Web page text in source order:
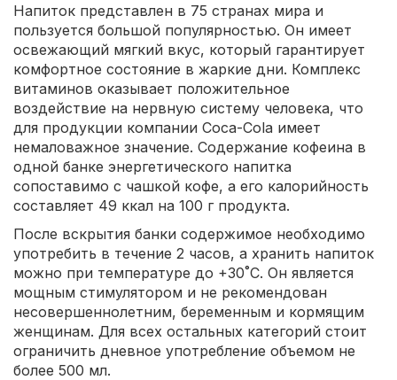
Напиток представлен в 75 странах мира и
пользуется большой популярностью. Он имеет
освежающий мягкий вкус, который гарантирует
комфортное состояние в жаркие дни. Комплекс
витаминов оказывает положительное
воздействие на нервную систему человека, что
для продукции компании Coca-Cola имеет
немаловажное значение. Содержание кофеина в
одной банке энергетического напитка
сопоставимо с чашкой кофе, а его калорийность
составляет 49 ккал на 100 г продукта.
После вскрытия банки содержимое необходимо
употребить в течение 2 часов, а хранить напиток
можно при температуре до +30˚С. Он является
мощным стимулятором и не рекомендован
несовершеннолетним, беременным и кормящим
женщинам. Для всех остальных категорий стоит
ограничить дневное употребление объемом не
более 500 мл.